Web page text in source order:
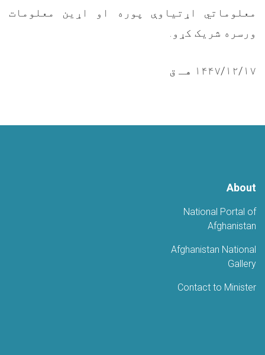
معلوماتي اړتیاوې پوره او اړین معلومات
ورسره شریک کړو.
۱۴۴۷/۱۲/۱۷ هـ ق
About
National Portal of
Afghanistan
Afghanistan National
Gallery
Contact to Minister